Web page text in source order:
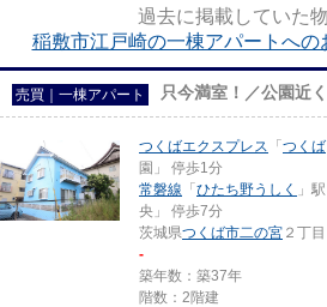
過去に掲載していた物
稲敷市江戸崎の一棟アパートへの
売買｜一棟アパート 只今満室！／公園近
つくばエクスプレス 「 つくば
園」 停歩1分
常磐線 「 ひたち野うしく 」
央」 停歩7分
茨城県つくば市二の宮 ２丁目
-
築年数：築37年
階数：2階建